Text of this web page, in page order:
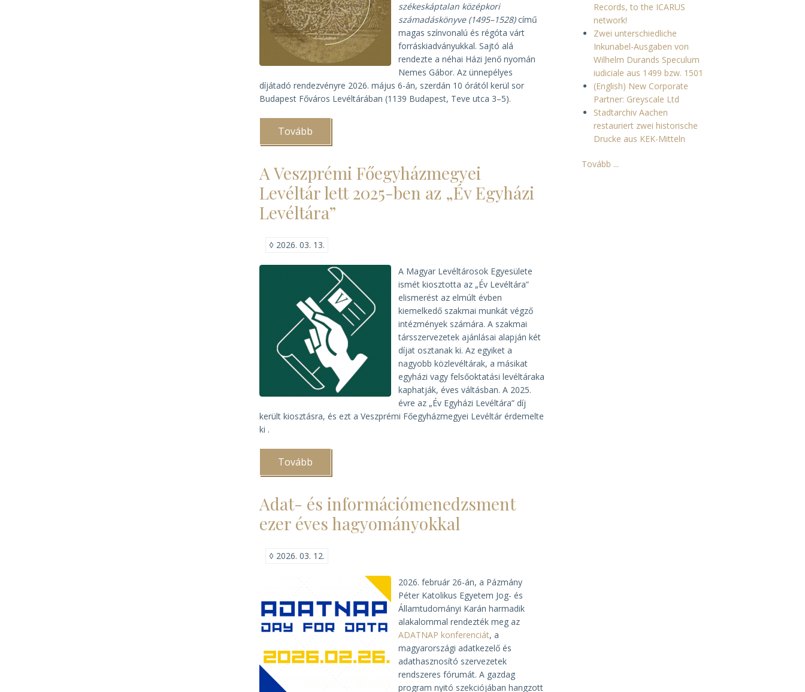
székeskáptalan középkori
számadáskönyve (1495–1528)című
magas színvonalú és régóta várt
forráskiadványukkal. Sajtó alá
rendezte a néhai Házi Jenő nyomán
Nemes Gábor. Az ünnepélyes
díjátadó rendezvényre 2026. május 6-án, szerdán 10 órától kerül sor
Budapest Főváros Levéltárában (1139 Budapest, Teve utca 3–5).
Tovább
Egyházmegyei
elnyerte
a
2025.
Év
Levéltári
Kiadványa
A Veszprémi Főegyházmegyei
Levéltár lett 2025-ben az „Év Egyházi
Levéltára”
◊ 2026. 03. 13.
A Magyar Levéltárosok Egyesülete
ismét kiosztotta az „Év Levéltára”
elismerést az elmúlt évben
kiemelkedő szakmai munkát végző
intézmények számára. A szakmai
társszervezetek ajánlásai alapján két
díjat osztanak ki. Az egyiket a
nagyobb közlevéltárak, a másikat
egyházi vagy felsőoktatási levéltáraka
kaphatják, éves váltásban. A 2025.
évre az „Év Egyházi Levéltára” díj
került kiosztásra, és ezt a Veszprémi Főegyházmegyei Levéltár érdemelte
ki .
Tovább
Főegyházmegyei
lett
2025-
ben
az
Levéltára”)
Adat- és információmenedzsment
ezer éves hagyományokkal
◊ 2026. 03. 12.
2026. február 26-án, a Pázmány
Péter Katolikus Egyetem Jog- és
Államtudományi Karán harmadik
alakalommal rendezték meg az
ADATNAP konferenciát, a
magyarországi adatkezelő és
adathasznosító szervezetek
rendszeres fórumát. A gazdag
program nyitó szekciójában hangzott
Records, to the ICARUS
network!
Zwei unterschiedliche
Inkunabel-Ausgaben von
Wilhelm Durands Speculum
iudiciale aus 1499 bzw. 1501
(English) New Corporate
Partner: Greyscale Ltd
Stadtarchiv Aachen
restauriert zwei historische
Drucke aus KEK-Mitteln
Tovább ...